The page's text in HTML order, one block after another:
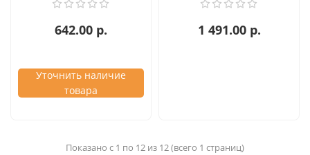
642.00 р.
Уточнить наличие
товара
1 491.00 р.
Показано с 1 по 12 из 12 (всего 1 страниц)